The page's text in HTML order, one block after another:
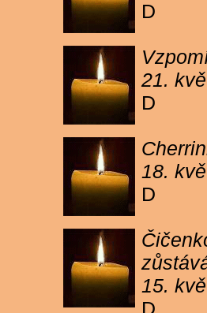
D
21.
D
18.
D
15.
D